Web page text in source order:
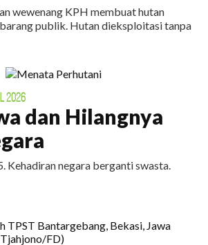
wewenang KPH membuat hutan
publik. Hutan dieksploitasi tanpa
2026
dan Hilangnya
Kehadiran negara berganti swasta.